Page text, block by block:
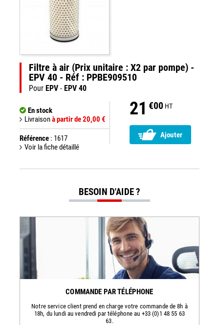
Filtre à air (Prix unitaire : X2 par pompe) -
EPV 40 - Réf : PPBE909510
Pour EPV - EPV 40
En stock
Livraisonà partir de 20,00 €
Référence : 1617
Voir la fiche détaillé
21 €00 HT
Ajouter
BESOIN D'AIDE ?
COMMANDE PAR TÉLÉPHONE
Notre service client prend en charge votre commande de 8h à
18h, du lundi au vendredi par téléphone au +33 (0)1 48 55 63
63.